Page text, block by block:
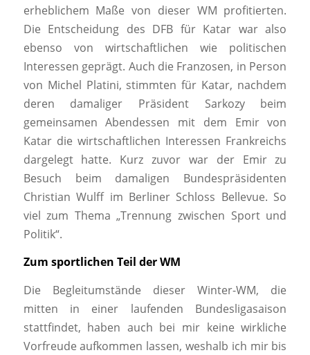
erheblichem Maße von dieser WM profitierten.
Die Entscheidung des DFB für Katar war also
ebenso von wirtschaftlichen wie politischen
Interessen geprägt. Auch die Franzosen, in Person
von Michel Platini, stimmten für Katar, nachdem
deren damaliger Präsident Sarkozy beim
gemeinsamen Abendessen mit dem Emir von
Katar die wirtschaftlichen Interessen Frankreichs
dargelegt hatte. Kurz zuvor war der Emir zu
Besuch beim damaligen Bundespräsidenten
Christian Wulff im Berliner Schloss Bellevue. So
viel zum Thema „Trennung zwischen Sport und
Politik“.
Zum sportlichen Teil der WM
Die Begleitumstände dieser Winter-WM, die
mitten in einer laufenden Bundesligasaison
stattfindet, haben auch bei mir keine wirkliche
Vorfreude aufkommen lassen, weshalb ich mir bis